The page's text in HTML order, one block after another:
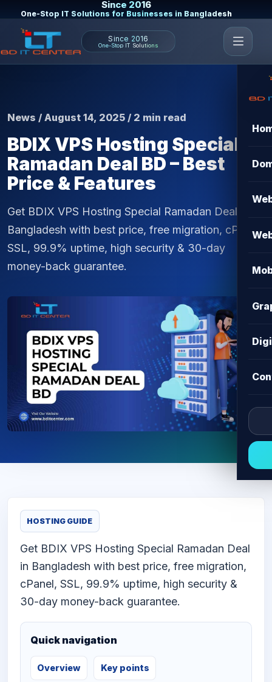
Since 2016
One-Stop IT Solutions for Businesses in Bangladesh
Since 2016
One-Stop IT Solutions
News / August 14, 2025 / 2 min read
BDIX VPS Hosting Special
Ramadan Deal BD – Best
Price & Features
Get BDIX VPS Hosting Special Ramadan Deal in
Bangladesh with best price, free migration, cPanel,
SSL, 99.9% uptime, high security & 30-day
money-back guarantee.
HOSTING GUIDE
Get BDIX VPS Hosting Special Ramadan Deal
in Bangladesh with best price, free migration,
cPanel, SSL, 99.9% uptime, high security &
30-day money-back guarantee.
Quick navigation
Overview Key points